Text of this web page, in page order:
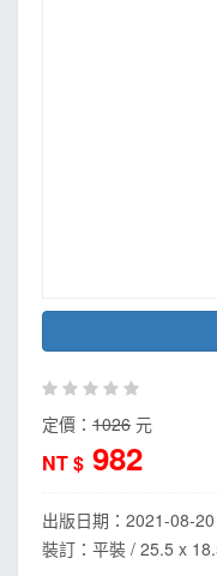
定價： 1026 元
NT $ 982
出版日期： 2021-08-20
裝訂：平裝 / 25.5 x